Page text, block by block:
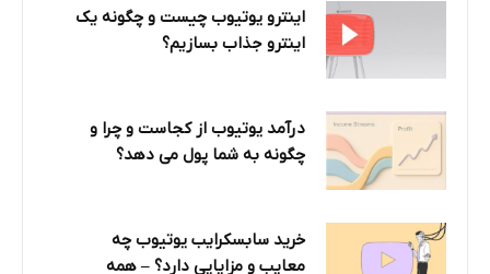
اینترو یوتیوب چیست و چگونه یک
اینترو جذاب بسازیم؟
درآمد یوتیوب از کجاست و چرا و
چگونه به شما پول می دهد؟
خرید سابسکرایب یوتیوب چه
معایب و مزایایی دارد؟‌ – همه